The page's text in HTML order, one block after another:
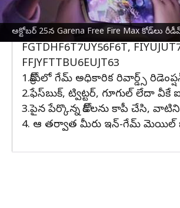
అక్టోబర్ 25న Garena Free Fire Max కోడ్‌లు
FREEAV11QT6023,
FH56E1BI892023,
FGTDHF6T7UY56F6T,
FFJYFTTBU6EUJT63
1.క్రోమ్‌లో గేమ్ అధికారిక రివార్డ్స్
2.ఫేస్‌బుక్, ట్విట్టర్, గూగుల్
3.పైన పేర్కొన్న కోడ్‌లను కాపీ చేసి,
4. ఆ తర్వాత మీరు ఇన్-గేమ్ మెయిల్